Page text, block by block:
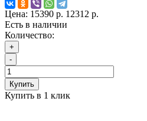
Цена: 15390 р. 12312 р.
Есть в наличии
Количество:
+
-
Купить
Купить в 1 клик